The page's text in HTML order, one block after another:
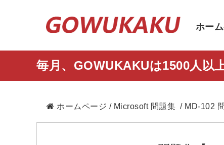
ホー
毎月、GOWUKAKUは1500人以
ホームページ / Microsoft 問題集 / MD-102